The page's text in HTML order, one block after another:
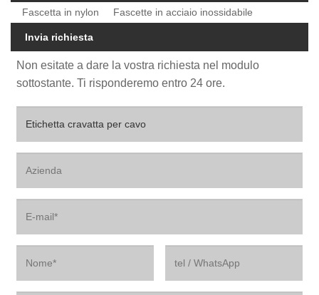
Fascetta in nylon Fascette in acciaio inossidabile
Invia richiesta
Non esitate a dare la vostra richiesta nel modulo
sottostante. Ti risponderemo entro 24 ore.